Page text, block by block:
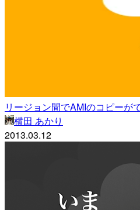
リージョン間でAMIのコピーが
横田 あかり
2013.03.12